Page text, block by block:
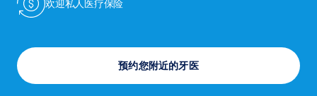
欢迎私人医疗保险
预约您附近的牙医